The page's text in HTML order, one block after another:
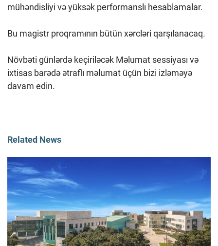
mühəndisliyi və yüksək performanslı hesablamalar.
Bu magistr proqramının bütün xərcləri qarşılanacaq.
Növbəti günlərdə keçiriləcək Məlumat sessiyası və
ixtisas barədə ətraflı məlumat üçün bizi izləməyə
davam edin.
Related News